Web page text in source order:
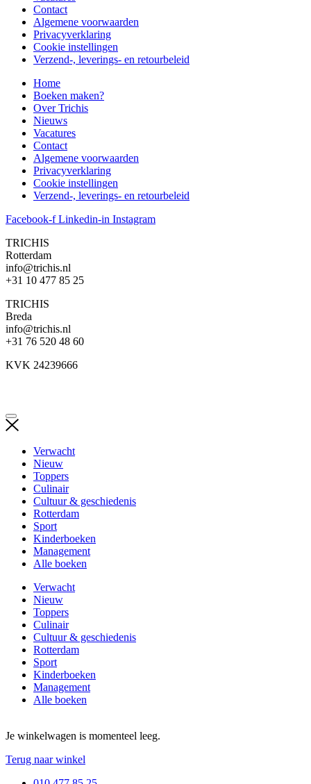
Contact
Algemene voorwaarden
Privacyverklaring
Cookie instellingen
Verzend-, leverings- en retourbeleid
Home
Boeken maken?
Over Trichis
Nieuws
Vacatures
Contact
Algemene voorwaarden
Privacyverklaring
Cookie instellingen
Verzend-, leverings- en retourbeleid
Facebook-f Linkedin-in Instagram
TRICHIS
Rotterdam
info@trichis.nl
+31 10 477 85 25
TRICHIS
Breda
info@trichis.nl
+31 76 520 48 60
KVK 24239666
Verwacht
Nieuw
Toppers
Culinair
Cultuur & geschiedenis
Rotterdam
Sport
Kinderboeken
Management
Alle boeken
Verwacht
Nieuw
Toppers
Culinair
Cultuur & geschiedenis
Rotterdam
Sport
Kinderboeken
Management
Alle boeken
Je winkelwagen is momenteel leeg.
Terug naar winkel